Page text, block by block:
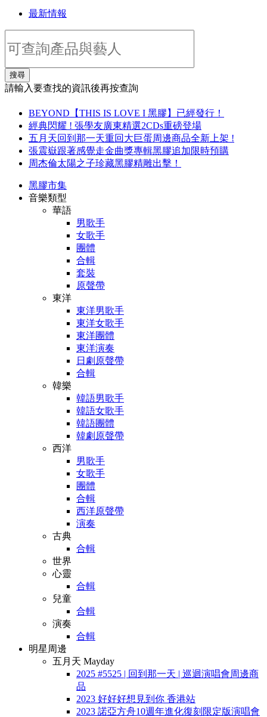
最新情報
搜尋
請輸入要查找的資訊後再按查詢
BEYOND【THIS IS LOVE I 黑膠】已經發行！
經典閃耀 ! 張學友廣東精選2CDs重磅登場
五月天回到那一天重回大巨蛋周邊商品全新上架 !
張震嶽跟著感覺走金曲獎專輯黑膠追加限時預購
周杰倫太陽之子珍藏黑膠精雕出擊！
黑膠市集
音樂類型
華語
男歌手
女歌手
團體
合輯
套裝
原聲帶
東洋
東洋男歌手
東洋女歌手
東洋團體
東洋演奏
日劇原聲帶
合輯
韓樂
韓語男歌手
韓語女歌手
韓語團體
韓劇原聲帶
西洋
男歌手
女歌手
團體
合輯
西洋原聲帶
演奏
古典
合輯
世界
心靈
合輯
兒童
合輯
演奏
合輯
明星周邊
五月天 Mayday
2025 #5525 | 回到那一天 | 巡迴演唱會周邊商
品
2023 好好好想見到你 香港站
2023 諾亞方舟10週年進化復刻限定版演唱會